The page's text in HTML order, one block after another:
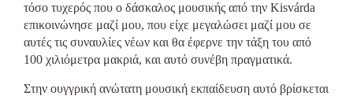
τόσο τυχερός που ο δάσκαλος μουσικής από την Kisvárda
επικοινώνησε μαζί μου, που είχε μεγαλώσει μαζί μου σε
αυτές τις συναυλίες νέων και θα έφερνε την τάξη του από
100 χιλιόμετρα μακριά, και αυτό συνέβη πραγματικά.
Στην ουγγρική ανώτατη μουσική εκπαίδευση αυτό βρίσκεται